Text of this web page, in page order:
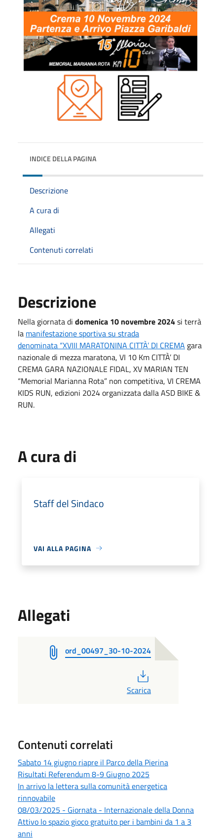
INDICE DELLA PAGINA
Descrizione
A cura di
Allegati
Contenuti correlati
Descrizione
Nella giornata di domenica 10 novembre 2024si terrà
la manifestazione sportiva su strada
denominata “XVIII MARATONINA CITTÀ’ DI CREMA gara
nazionale di mezza maratona, VI 10 Km CITTÀ’ DI
CREMA GARA NAZIONALE FIDAL, XV MARIAN TEN
“Memorial Marianna Rota” non competitiva, VI CREMA
KIDS RUN, edizioni 2024 organizzata dalla ASD BIKE &
RUN.
A cura di
Staff del Sindaco
VAI ALLA PAGINA
Allegati
ord_00497_30-10-2024
Scarica
Contenuti correlati
Sabato 14 giugno riapre il Parco della Pierina
Risultati Referendum 8-9 Giugno 2025
In arrivo la lettera sulla comunità energetica
rinnovabile
08/03/2025 - Giornata - Internazionale della Donna
Attivo lo spazio gioco gratuito per i bambini da 1 a 3
anni